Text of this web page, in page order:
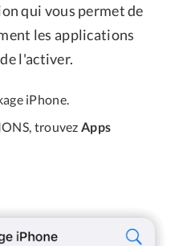
qui vous permet de
les applications
l'activer.
iPhone.
trouvez Apps